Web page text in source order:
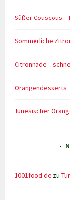
Süßer Couscous
Sommerliche
Citronnade –
Orangendesserts
Tunesischer
-
1001food.de zu